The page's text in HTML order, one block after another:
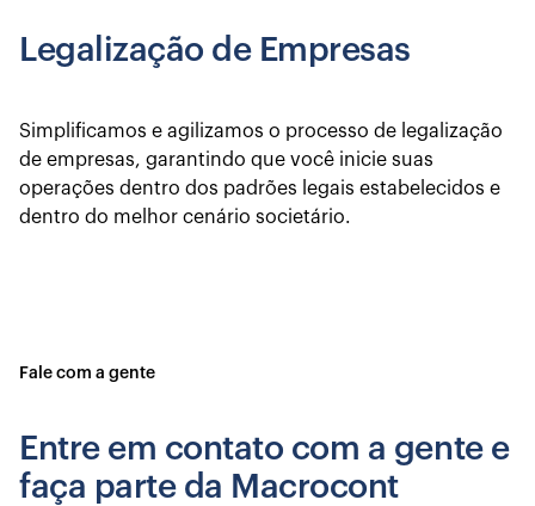
Legalização de Empresas
Simplificamos e agilizamos o processo de legalização
de empresas, garantindo que você inicie suas
operações dentro dos padrões legais estabelecidos e
dentro do melhor cenário societário.
Fale com a gente
Entre em contato com a gente e
faça parte da Macrocont